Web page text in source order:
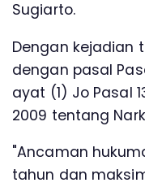
Sugiarto.
Dengan kejadian
dengan pasal
ayat (1) Jo Pasal
2009 tentang
"Ancaman
tahun dan